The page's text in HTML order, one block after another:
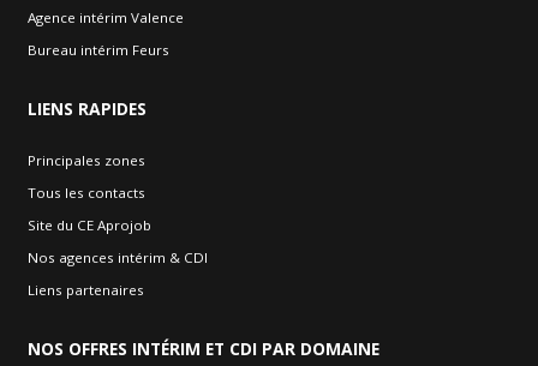
Agence intérim Valence
Bureau intérim Feurs
LIENS RAPIDES
Principales zones
Tous les contacts
Site du CE Aprojob
Nos agences intérim & CDI
Liens partenaires
NOS OFFRES INTÉRIM ET CDI PAR DOMAINE